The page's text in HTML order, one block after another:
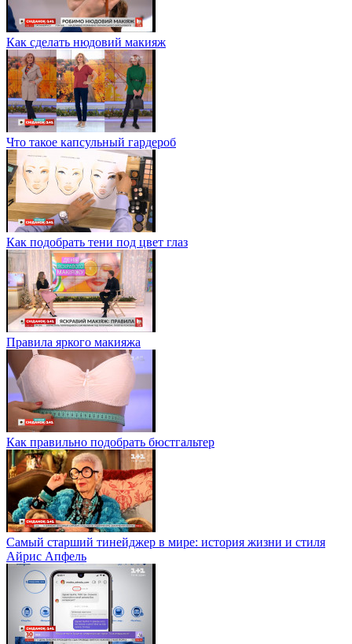
Как сделать нюдовий макияж
Что такое капсульный гардероб
Как подобрать тени под цвет глаз
Правила яркого макияжа
Как правильно подобрать бюстгальтер
Самый старший тинейджер в мире: история жизни и стиля
Айрис Апфель